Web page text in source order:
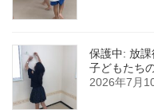
保護中: 放
子どもたち
2026年7月